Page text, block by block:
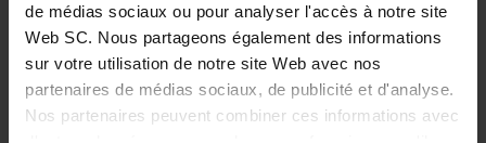
de médias sociaux ou pour analyser l'accès à notre site
Web SC. Nous partageons également des informations
sur votre utilisation de notre site Web avec nos
partenaires de médias sociaux, de publicité et d'analyse.
Nos partenaires peuvent combiner ces informations avec
ABSENDEN